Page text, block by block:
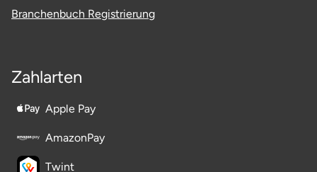
Branchenbuch Registrierung
Zahlarten
Apple Pay
AmazonPay
Twint
Passau
Pinneberg
Pirna